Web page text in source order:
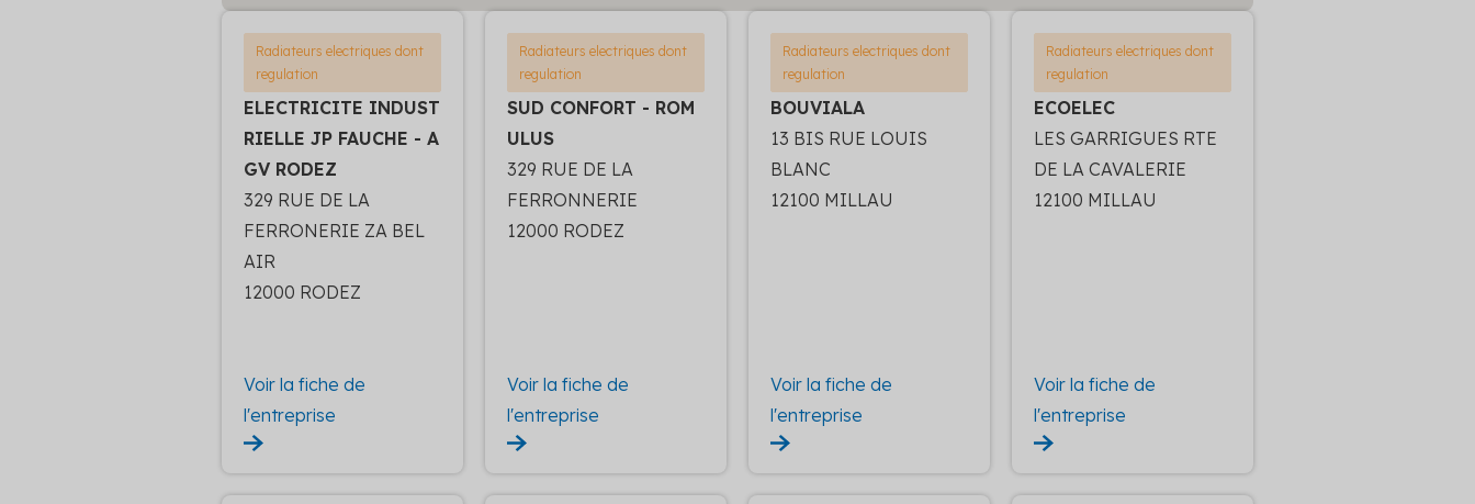
Radiateurs electriques dont
regulation
ELECTRICITE INDUST
RIELLE JP FAUCHE - A
GV RODEZ
329 RUE DE LA
FERRONERIE ZA BEL
AIR
12000 RODEZ
Voir la fiche de
l'entreprise
Radiateurs electriques dont
regulation
SUD CONFORT - ROM
ULUS
329 RUE DE LA
FERRONNERIE
12000 RODEZ
Voir la fiche de
l'entreprise
Radiateurs electriques dont
regulation
BOUVIALA
13 BIS RUE LOUIS
BLANC
12100 MILLAU
Voir la fiche de
l'entreprise
Radiateurs electriques dont
regulation
ECOELEC
LES GARRIGUES RTE
DE LA CAVALERIE
12100 MILLAU
Voir la fiche de
l'entreprise